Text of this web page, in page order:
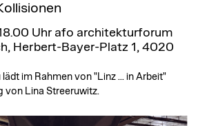
Uhr afo architekturforum
Herbert-Bayer-Platz 1, 4020
im Rahmen von "Linz ... in Arbeit"
von Lina Streeruwitz.